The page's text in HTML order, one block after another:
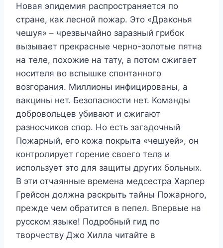
Новая эпидемия распространяется по
стране, как лесной пожар. Это «Драконья
чешуя» – чрезвычайно заразный грибок
вызывает прекрасные черно-золотые пятна
на теле, похожие на тату, а потом сжигает
носителя во вспышке спонтанного
возгорания. Миллионы инфицированы, а
вакцины нет. Безопасности нет. Команды
добровольцев убивают и сжигают
разносчиков спор. Но есть загадочный
Пожарный, его кожа покрыта «чешуей», он
контролирует горение своего тела и
использует это для защиты других больных.
В эти отчаянные времена медсестра Харпер
Грейсон должна раскрыть тайны Пожарного,
прежде чем обратится в пепел. Впервые на
русском языке! Подробный гид по
творчеству Джо Хилла читайте в